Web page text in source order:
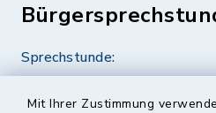
Mit Ihrer Zustimmung
Sprechstunde: